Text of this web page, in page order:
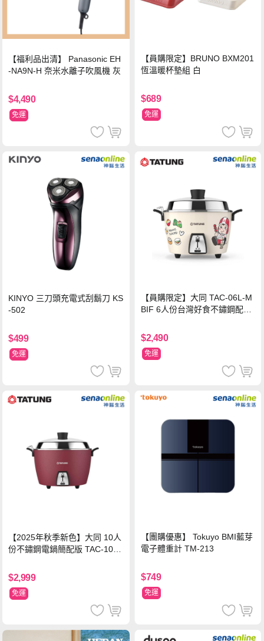
【福利品出清】 Panasonic EH
-NA9N-H 奈米水離子吹風機 灰
$4,490
免運
【員購限定】BRUNO BXM201
恆溫暖杯墊組 白
$689
免運
KINYO 三刀頭充電式刮鬍刀 KS
-502
$499
免運
【員購限定】大同 TAC-06L-M
BIF 6人份台灣好食不鏽鋼配件
$2,490
免運
【2025年秋季新色】大同 10人
份不鏽鋼電鍋簡配版 TAC-10L-
$2,999
免運
【團購優惠】 Tokuyo BMI藍芽
電子體重計 TM-213
$749
免運